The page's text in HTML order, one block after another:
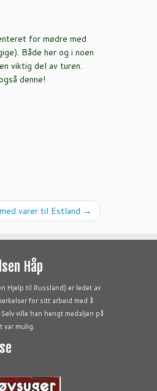
for mødre med
Både her og i noen
viktig del av turen.
denne!
varer til Estland →
Håp
Hjelp til Russland) er ledet av
for sitt arbeid med å
ville han hengt medaljen på
var mulig.